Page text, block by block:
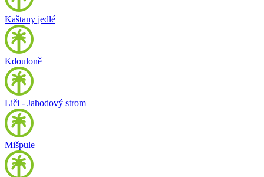
Kaštany jedlé
Kdouloně
Liči - Jahodový strom
Mišpule